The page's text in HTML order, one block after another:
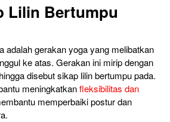
Lilin Bertumpu
adalah gerakan yoga yang melibatkan
ke atas. Gerakan ini mirip dengan
disebut sikap lilin bertumpu pada.
meningkatkanfleksibilitas dan
memperbaiki postur dan